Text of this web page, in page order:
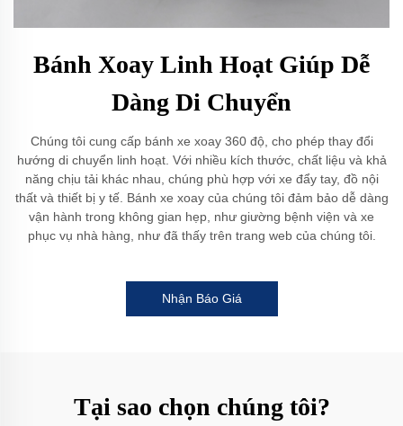
Bánh Xoay Linh Hoạt Giúp Dễ
Dàng Di Chuyển
Chúng tôi cung cấp bánh xe xoay 360 độ, cho phép thay đổi
hướng di chuyển linh hoạt. Với nhiều kích thước, chất liệu và khả
năng chịu tải khác nhau, chúng phù hợp với xe đẩy tay, đồ nội
thất và thiết bị y tế. Bánh xe xoay của chúng tôi đảm bảo dễ dàng
vận hành trong không gian hẹp, như giường bệnh viện và xe
phục vụ nhà hàng, như đã thấy trên trang web của chúng tôi.
Nhận Báo Giá
Tại sao chọn chúng tôi?